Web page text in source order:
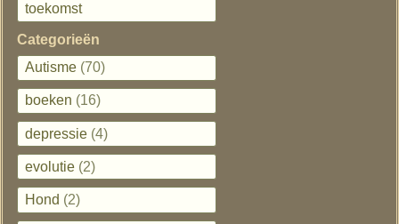
toekomst
Categorieën
Autisme (70)
boeken (16)
depressie (4)
evolutie (2)
Hond (2)